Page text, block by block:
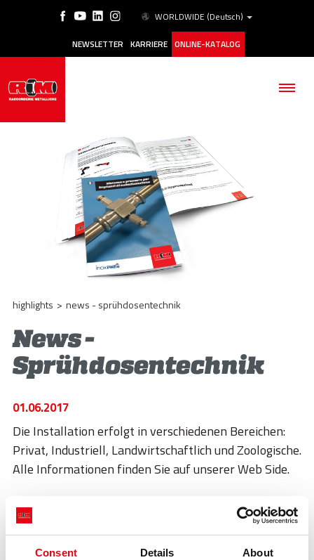
Consent Details About
WORLDWIDE (Deutsch)
NEWSLETTER KARRIERE ONLINE-KATALOG
ANWENDUNGSBEREICHE
ACADEMY
BIM
HIGHLIGHTS
KONTAKTE
DOWNLOAD
highlights > news - sprühdosentechnik
News -
Sprühdosentechnik
01.06.2017
Die Installation erfolgt in verschiedenen Bereichen:
Privat, Industriell, Landwirtschaftlich und Zoologische.
Alle Informationen finden Sie auf unserer Web Side.
zurück:schule und betrieb: eine beziehung, die sich mehr und mehr
konsolidiert